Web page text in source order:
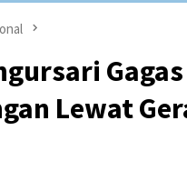
Lewat